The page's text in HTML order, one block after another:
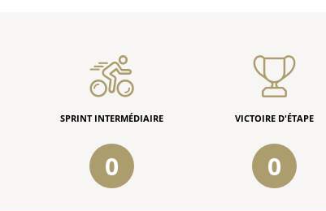
SPRINT INTERMÉDIAIRE
0
VICTOIRE D'ÉTAPE
0